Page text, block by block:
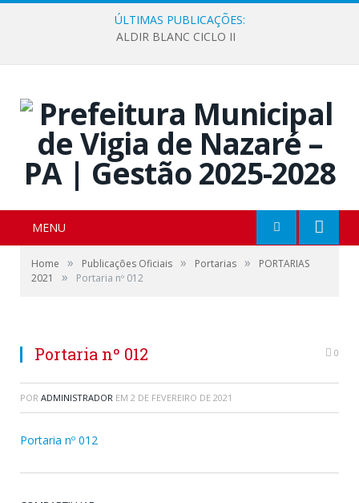
ÚLTIMAS PUBLICAÇÕES:
ALDIR BLANC CICLO II
MENU
Home » Publicações Oficiais » Portarias »
PORTARIAS
2021
» Portaria nº 012
Portaria nº 012 0
POR ADMINISTRADOR EM 2 DE FEVEREIRO DE 2021
Portaria nº 012